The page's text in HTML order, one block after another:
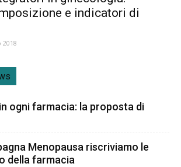
e indicatori di
2018
ogni farmacia: la proposta di
Menopausa riscriviamo le
della farmacia